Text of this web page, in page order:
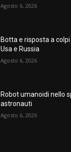
Agosto 6, 2026
Botta e risposta a
Usa e Russia
Agosto 6, 2026
Robot umanoidi nello
astronauti
Agosto 6, 2026